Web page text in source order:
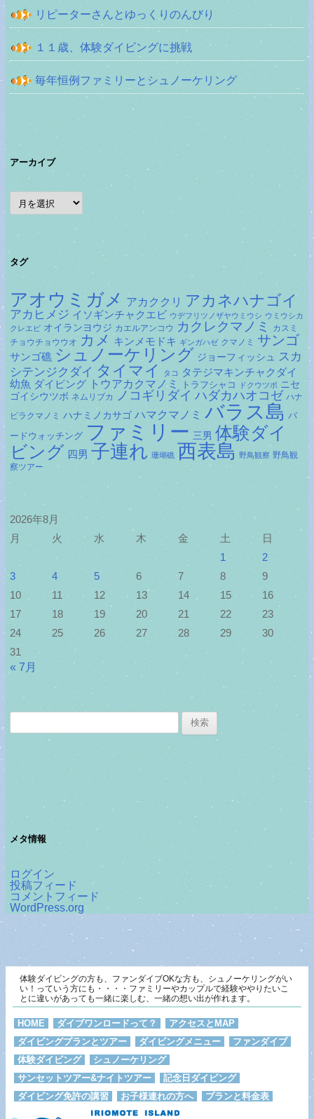
リピーターさんとゆっくりのんびり
１１歳、体験ダイビングに挑戦
毎年恒例ファミリーとシュノーケリング
アーカイブ
ア
ー
カ
タグ
アオウミガメ アカククリ アカネハナゴイ
アカヒメジ イソギンチャクエビ ウデフリツノザヤウミウシ ウミウシカ
クレエビ オイランヨウジ カエルアンコウ カクレクマノミ
カスミ
チョウチョウウオ カメ キンメモドキ ギンガハゼ クマノミ サンゴ
サンゴ礁 シュノーケリング ジョーフィッシュ スカ
シテンジクダイ タイマイ タコ
タテジマキンチャクダイ
幼魚 ダイビング トウアカクマノミ トラフシャコ ドクウツボ ニセ
ゴイシウツボ ネムリブカ ノコギリダイ ハダカハオコゼ ハナ
ビラクマノミ ハナミノカサゴ ハマクマノミ バラス島 バ
ードウォッチング ファミリー 三男 体験ダイ
ビング 四男 子連れ 珊瑚礁 西表島 野鳥観察 野鳥観
察ツアー
2026年8月
月
火 水 木 金 土
日
1
2
3
4 5 6 7 8
9
10
11 12 13 14 15
16
17
18 19 20 21 22
23
24
25 26 27 28 29
30
31
« 7月
メタ情報
ログイン
投稿フィード
コメントフィード
WordPress.org
体験ダイビングの方も、ファンダイブOKな方も、シュノーケリングがい
い！っていう方にも・・・・ファミリーやカップルで経験ややりたいこ
とに違いがあっても一緒に楽しむ、一緒の想い出が作れます。
HOME ダイブワンロードって？
アクセスとMAP
ダイビングプランとツアー
ダイビングメニュー
ファンダイブ
体験ダイビング
シュノーケリング
サンセットツアー&ナイトツアー
記念日ダイビング
ダイビング免許の講習
お子様連れの方へ プランと料金表